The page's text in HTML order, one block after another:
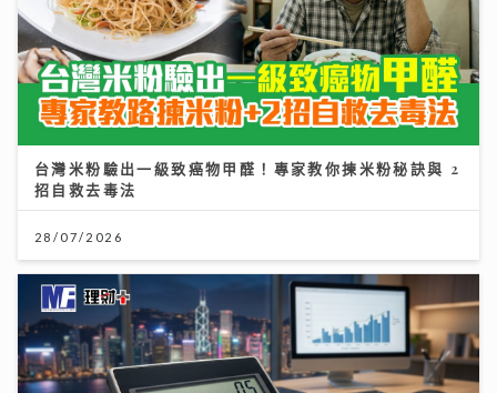
台灣米粉驗出一級致癌物甲醛！專家教你揀米粉秘訣與 2
招自救去毒法
28/07/2026